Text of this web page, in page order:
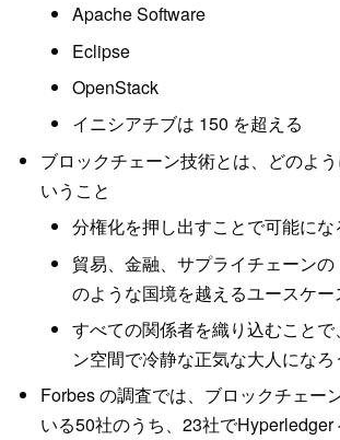
Apache Software
Eclipse
OpenStack
イニシアチブは 150 を超える
ブロックチェーン技術とは、どのよ
いうこと
分権化を押し出すことで可能にな
貿易、金融、サプライチェーン
のような国境を越えるユースケ
すべての関係者を織り込むこと
ン空間で冷静な正気な大人にな
Forbes の調査では、ブロックチェー
いる50社のうち、23社でHyperledger